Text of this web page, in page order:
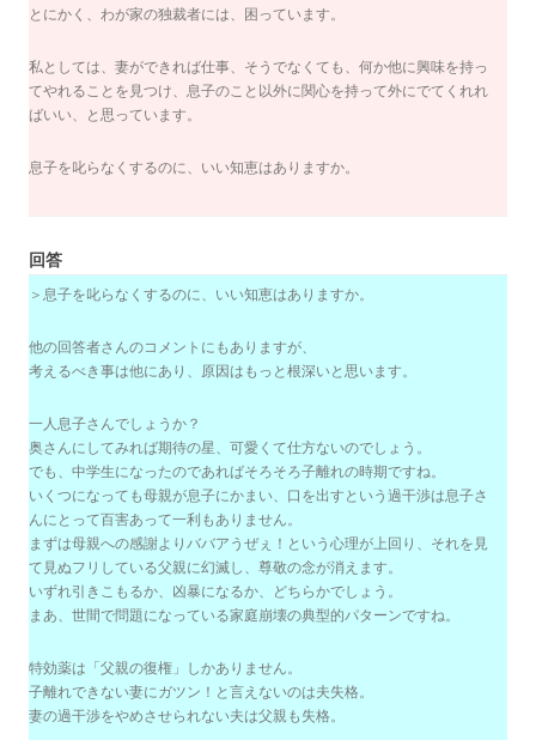
とにかく、わが家の独裁者には、困っています。
私としては、妻ができれば仕事、そうでなくても、何か他に興味を持っ
てやれることを見つけ、息子のこと以外に関心を持って外にでてくれれ
ばいい、と思っています。
息子を叱らなくするのに、いい知恵はありますか。
回答
＞息子を叱らなくするのに、いい知恵はありますか。
他の回答者さんのコメントにもありますが、
考えるべき事は他にあり、原因はもっと根深いと思います。
一人息子さんでしょうか？
奥さんにしてみれば期待の星、可愛くて仕方ないのでしょう。
でも、中学生になったのであればそろそろ子離れの時期ですね。
いくつになっても母親が息子にかまい、口を出すという過干渉は息子さ
んにとって百害あって一利もありません。
まずは母親への感謝よりババアうぜぇ！という心理が上回り、それを見
て見ぬフリしている父親に幻滅し、尊敬の念が消えます。
いずれ引きこもるか、凶暴になるか、どちらかでしょう。
まあ、世間で問題になっている家庭崩壊の典型的パターンですね。
特効薬は「父親の復権」しかありません。
子離れできない妻にガツン！と言えないのは夫失格。
妻の過干渉をやめさせられない夫は父親も失格。